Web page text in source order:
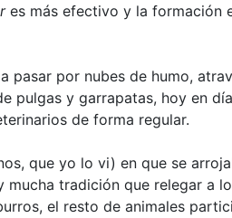
es más efectivo y la formación
pasar por nubes de humo,
pulgas y garrapatas, hoy en
de forma regular.
que yo lo vi) en que se
mucha tradición que relegar a
el resto de animales